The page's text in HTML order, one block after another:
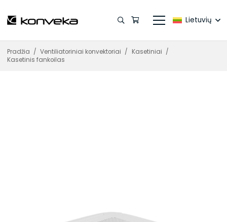
Lietuvių
Pradžia / Ventiliatoriniai konvektoriai / Kasetiniai /
Kasetinis fankoilas